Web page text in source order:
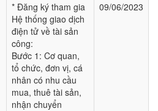
* Đăng ký tham gia
Hệ thống giao dịch
điện tử về tài sản
công:
Bước 1: Cơ quan,
tổ chức, đơn vị, cá
nhân có nhu cầu
mua, thuê tài sản,
nhận chuyển
09/06/2023